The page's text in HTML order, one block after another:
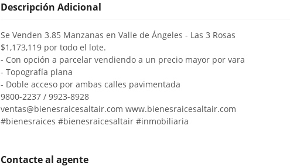
Descripción Adicional
Se Venden 3.85 Manzanas en Valle de Ángeles - Las 3 Rosas
$1,173,119 por todo el lote.
- Con opción a parcelar vendiendo a un precio mayor por vara
- Topografía plana
- Doble acceso por ambas calles pavimentada
9800-2237 / 9923-8928
ventas@bienesraicesaltair.com www.bienesraicesaltair.com
#bienesraices #bienesraicesaltair #inmobiliaria
Contacte al agente